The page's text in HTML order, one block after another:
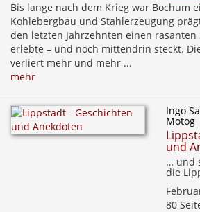
Bis lange nach dem Krieg war Bochum
Kohlebergbau und Stahlerzeugung
den letzten Jahrzehnten einen
erlebte – und noch mittendrin steckt.
verliert mehr und mehr ...
mehr
Ingo
Motog
und
… und
die
80